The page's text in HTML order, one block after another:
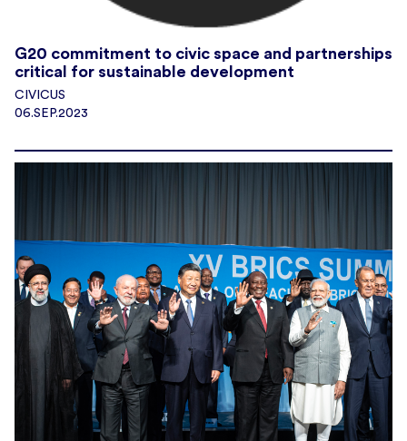
G20 commitment to civic space and partnerships
critical for sustainable development
CIVICUS
06.SEP.2023